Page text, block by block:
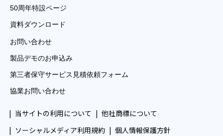
50周年特設ページ
資料ダウンロード
お問い合わせ
製品デモのお申込み
第三者保守サービス見積依頼フォーム
協業お問い合わせ
当サイトの利用について
他社商標について
ソーシャルメディア利用規約
個人情報保護方針